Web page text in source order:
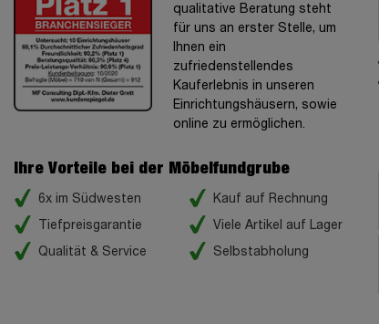
qualitative Beratung steht
für uns an erster Stelle, um
Ihnen ein
zufriedenstellendes
Kauferlebnis in unseren
Einrichtungshäusern, sowie
online zu ermöglichen.
Ihre Vorteile bei der Möbelfundgrube
6x im Südwesten
Tiefpreisgarantie
Qualität & Service
Kauf auf Rechnung
Viele Artikel auf Lager
Selbstabholung